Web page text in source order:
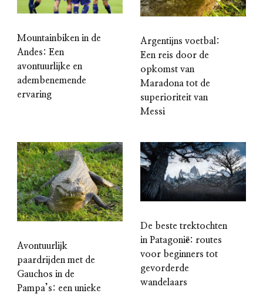
Mountainbiken in de
Andes: Een
avontuurlijke en
adembenemende
ervaring
Argentijns voetbal:
Een reis door de
opkomst van
Maradona tot de
superioriteit van
Messi
Avontuurlijk
paardrijden met de
Gauchos in de
Pampa’s: een unieke
De beste trektochten
in Patagonië: routes
voor beginners tot
gevorderde
wandelaars